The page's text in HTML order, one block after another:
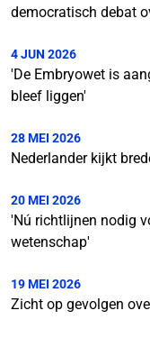
democratisch debat
4 JUN 2026
'De Embryowet is
bleef liggen'
28 MEI 2026
Nederlander kijkt
20 MEI 2026
'Nú richtlijnen nodig
wetenschap'
19 MEI 2026
Zicht op gevolgen